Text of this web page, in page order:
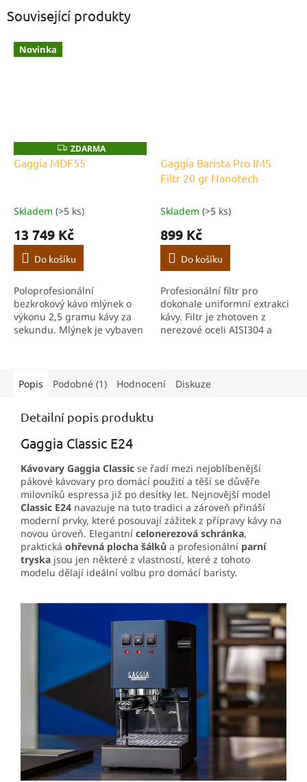
Související produkty
Novinka
Z
D
A
ZDARMA
Gaggia MDF55
Skladem (>5 ks)
13 749 Kč
Do košíku
Poloprofesionální
bezkrokový kávo mlýnek o
výkonu 2,5 gramu kávy za
sekundu. Mlýnek je vybaven
technologii, která výrazně...
Gaggia Barista Pro IMS
Filtr 20 gr Nanotech
Skladem (>5 ks)
899 Kč
Do košíku
Profesionální filtr pro
dokonale uniformní extrakci
kávy. Filtr je zhotoven z
nerezové oceli AISI304 a
Popis
Podobné (1) Hodnocení Diskuze
Detailní popis produktu
Gaggia Classic E24
Kávovary Gaggia Classic se řadí mezi nejoblíbenější
pákové kávovary pro domácí použití a těší se důvěře
milovníků espressa již po desítky let. Nejnovější model
Classic E24 navazuje na tuto tradici a zároveň přináší
moderní prvky, které posouvají zážitek z přípravy kávy na
novou úroveň. Elegantní celonerezová schránka,
praktická ohřevná plocha šálků a profesionální parní
tryska jsou jen některé z vlastností, které z tohoto
modelu dělají ideální volbu pro domácí baristy.